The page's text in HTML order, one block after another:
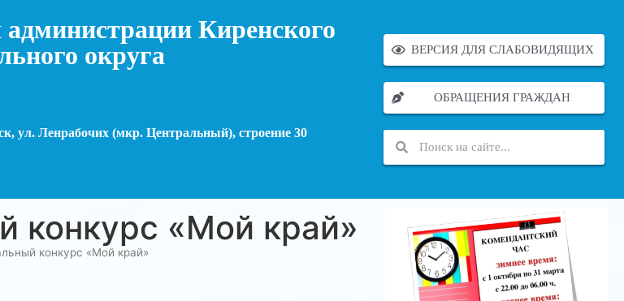
Киренского
округа
ул. Ленрабочих (мкр. Центральный), строение 30
ВЕРСИЯ ДЛЯ СЛАБОВИДЯЩИХ
ОБРАЩЕНИЯ ГРАЖДАН
конкурс «Мой край»
конкурс «Мой край»